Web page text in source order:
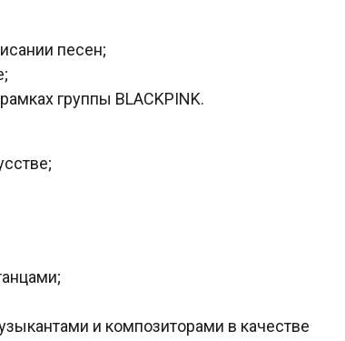
песен;
группы BLACKPINK.
и композиторами в качестве